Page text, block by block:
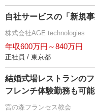
自社サービスの「新規
株式会社AGE technologies
年収600万円～840万円
正社員 / 東京都
結婚式場レストランの
フレンチ体験勤務も可
宮の森フランセス教会